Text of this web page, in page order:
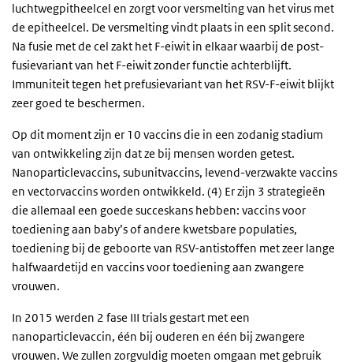
luchtwegpitheelcel en zorgt voor versmelting van het virus met
de epitheelcel. De versmelting vindt plaats in een split second.
Na fusie met de cel zakt het F-eiwit in elkaar waarbij de post-
fusievariant van het F-eiwit zonder functie achterblijft.
Immuniteit tegen het prefusievariant van het RSV-F-eiwit blijkt
zeer goed te beschermen.
Op dit moment zijn er 10 vaccins die in een zodanig stadium
van ontwikkeling zijn dat ze bij mensen worden getest.
Nanoparticlevaccins, subunitvaccins, levend-verzwakte vaccins
en vectorvaccins worden ontwikkeld. (4) Er zijn 3 strategieën
die allemaal een goede succeskans hebben: vaccins voor
toediening aan baby’s of andere kwetsbare populaties,
toediening bij de geboorte van RSV-antistoffen met zeer lange
halfwaardetijd en vaccins voor toediening aan zwangere
vrouwen.
In 2015 werden 2 fase III trials gestart met een
nanoparticlevaccin, één bij ouderen en één bij zwangere
vrouwen. We zullen zorgvuldig moeten omgaan met gebruik